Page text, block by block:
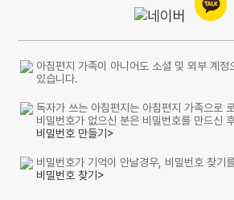
아침편지 가족이 아니어도 소셜 및 외부 계정
있습니다.
독자가 쓰는 아침편지는 아침편지 가족으로
비밀번호가 없으신 분은 비밀번호를 만드신
비밀번호 만들기>
비밀번호가 기억이 안날경우, 비밀번호 찾기
비밀번호 찾기>